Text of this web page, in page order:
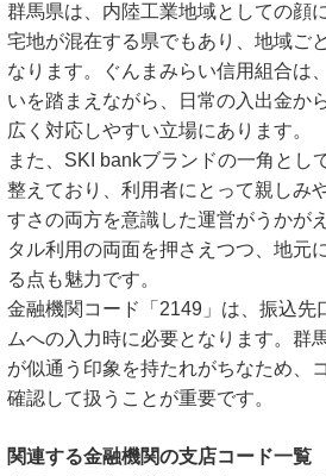
群馬県は、内陸工業地域としての顔
宅地が混在する県でもあり、地域ご
なります。ぐんまみらい信用組合は
いを踏まえながら、日常の入出金か
広く対応しやすい立場にあります。
また、SKI bankブランドの一角とし
整えており、利用者にとって親しみ
すさの両方を意識した運営がうかが
タル利用の両面を押さえつつ、地元
る点も魅力です。
金融機関コード「2149」は、振込先
ムへの入力時に必要となります。群
が似通う印象を持たれがちなため、
確認して扱うことが重要です。
関連する金融機関の支店コード一覧